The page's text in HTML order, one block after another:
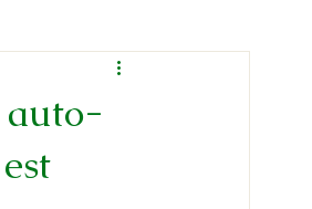
auto-